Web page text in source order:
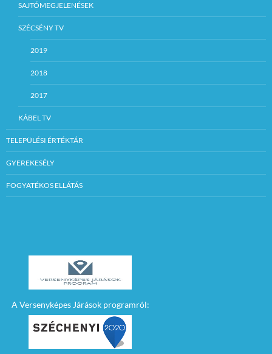
SAJTÓMEGJELENÉSEK
SZÉCSÉNY TV
2019
2018
2017
KÁBEL TV
TELEPÜLÉSI ÉRTÉKTÁR
GYEREKESÉLY
FOGYATÉKOS ELLÁTÁS
A Versenyképes Járások programról: